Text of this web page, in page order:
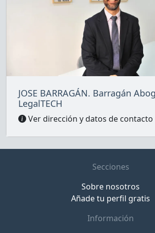
JOSE BARRAGÁN. Barragán
LegalTECH
Ver dirección y datos de contacto
Secciones
Sobre nosotros
Añade tu perfil gratis
Información